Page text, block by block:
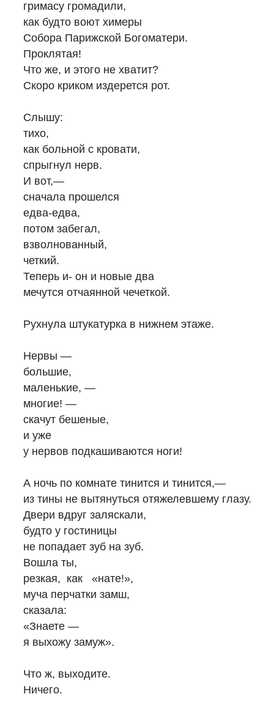
гримасу громадили,
как будто воют химеры
Собора Парижской Богоматери.
Проклятая!
Что же, и этого не хватит?
Скоро криком издерется рот.
Слышу:
тихо,
как больной с кровати,
спрыгнул нерв.
И вот,—
сначала прошелся
едва-едва,
потом забегал,
взволнованный,
четкий.
Теперь и- он и новые два
мечутся отчаянной чечеткой.
Рухнула штукатурка в нижнем этаже.
Нервы —
большие,
маленькие, —
многие! —
скачут бешеные,
и уже
у нервов подкашиваются ноги!
А ночь по комнате тинится и тинится,—
из тины не вытянуться отяжелевшему глазу.
Двери вдруг заляскали,
будто у гостиницы
не попадает зуб на зуб.
Вошла ты,
резкая, как «нате!»,
муча перчатки замш,
сказала:
«Знаете —
я выхожу замуж».
Что ж, выходите.
Ничего.